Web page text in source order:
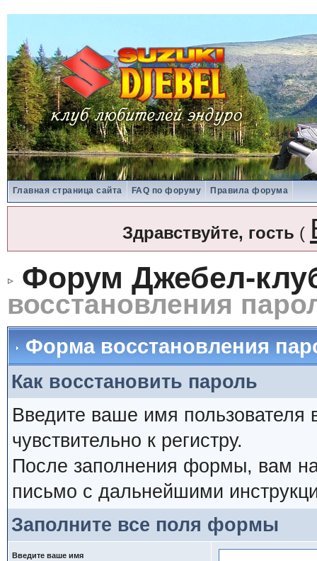
Главная страница сайта FAQ по форуму Правила форума
Здравствуйте, гость (
Форум Джебел-
восстановления
Форма восстановления
Как восстановить пароль
Введите ваше имя
чувствительно к регистру.
После заполнения формы, вам на
письмо с дальнейшими
Заполните все поля формы
Введите ваше имя